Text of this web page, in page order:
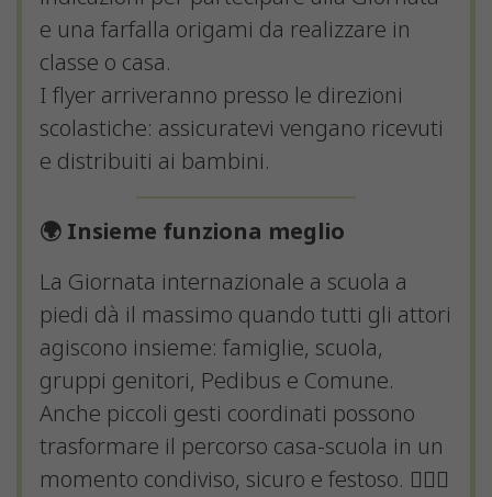
e una farfalla origami da realizzare in
classe o casa.
I flyer arriveranno presso le direzioni
scolastiche: assicuratevi vengano ricevuti
e distribuiti ai bambini.
🌍 Insieme funziona meglio
La Giornata internazionale a scuola a
piedi dà il massimo quando tutti gli attori
agiscono insieme: famiglie, scuola,
gruppi genitori, Pedibus e Comune.
Anche piccoli gesti coordinati possono
trasformare il percorso casa-scuola in un
momento condiviso, sicuro e festoso. 🚶‍♀️✨